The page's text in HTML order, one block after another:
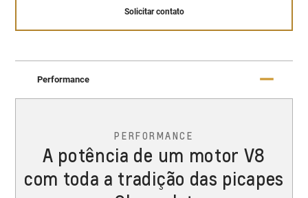
Solicitar contato
Performance
PERFORMANCE
A potência de um motor V8
com toda a tradição das picapes